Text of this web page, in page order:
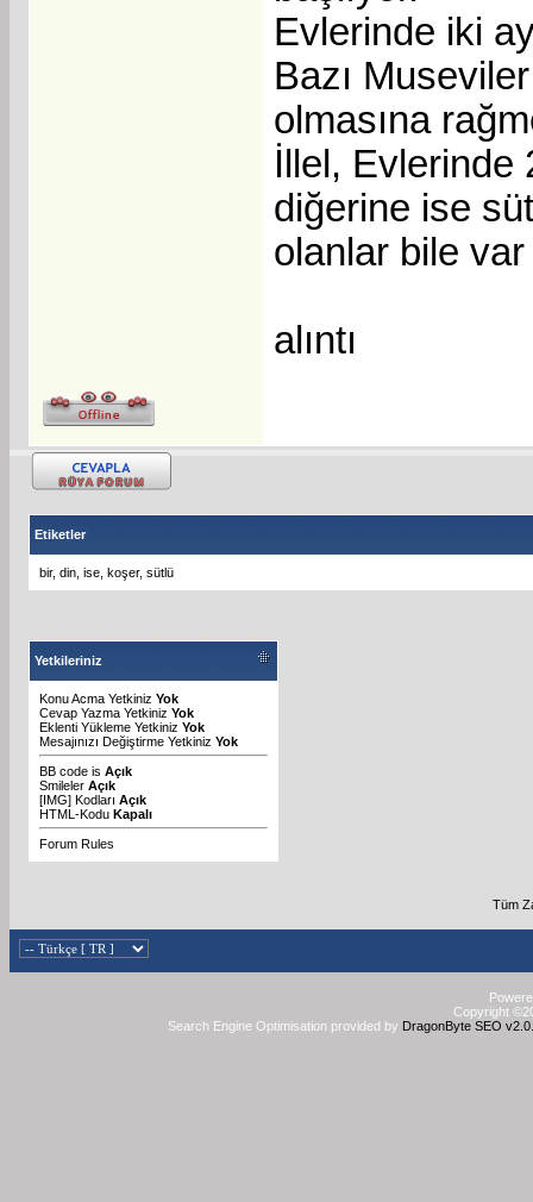
Evlerinde iki
Bazı
olmasına
İllel, Evlerinde
diğerine ise
olanlar bile
alıntı
Etiketler
bir, din ise koşer, sütlü
Yetkileriniz
Konu Acma Yetkiniz Yok
Cevap Yazma Yetkiniz Yok
Eklenti Yükleme Yetkiniz Yok
Mesajınızı Değiştirme Yetkiniz Yok
BB code is Açık
Smileler Açık
[IMG] Kodları Açık
HTML-Kodu Kapalı
Forum Rules
Tüm
Copyright
Search Engine Optimisation provided by DragonByte SEO